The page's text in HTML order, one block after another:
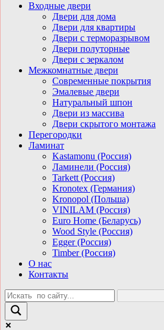
Входные двери
Двери для дома
Двери для квартиры
Двери с терморазрывом
Двери полуторные
Двери с зеркалом
Межкомнатные двери
Современные покрытия
Эмалевые двери
Натуральный шпон
Двери из массива
Двери скрытого монтажа
Перегородки
Ламинат
Kastamonu (Россия)
Ламинели (Россия)
Tarkett (Россия)
Kronotex (Германия)
Kronopol (Польша)
VINILAM (Россия)
Euro Home (Беларусь)
Wood Style (Россия)
Egger (Россия)
Timber (Россия)
О нас
Контакты